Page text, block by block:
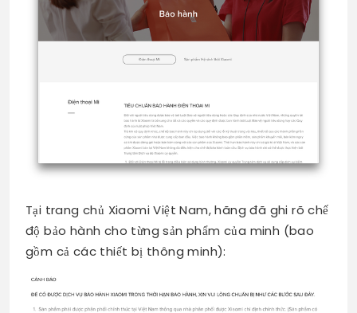
Tại trang chủ Xiaomi Việt Nam, hãng đã ghi rõ chế
độ bảo hành cho từng sản phẩm của minh (bao
gồm cả các thiết bị thông minh):